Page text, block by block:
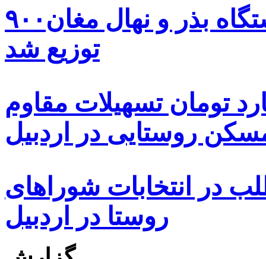
۹۰۰هزار اصله نهال توسط ایستگاه بذر و نهال مغان
توزیع شد
هزار و ۴۸۰ میلیارد تومان تسهیلات مقاوم
روستایی در اردبیل
از ۵۰۰۰ داوطلب در انتخابات شوراهای
روستا در اردبیل